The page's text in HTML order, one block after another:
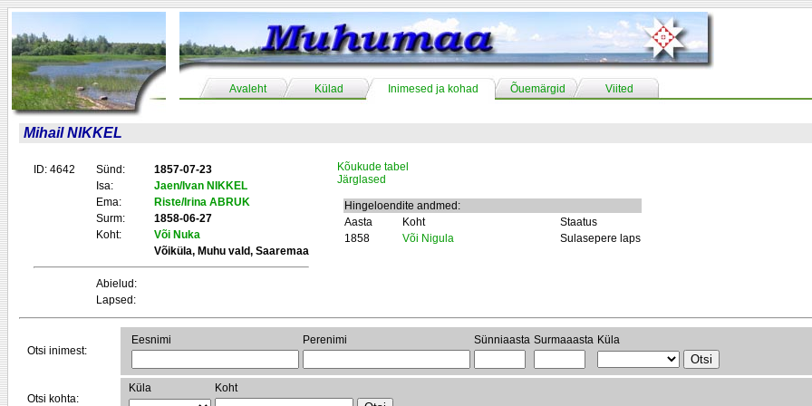
Avaleht Külad Inimesed ja kohad Õuemärgid Viited
Mihail NIKKEL
ID: 4642 Sünd:
1857-07-23
Isa:
Jaen/Ivan NIKKEL
Ema:
Riste/Irina ABRUK
Surm:
1858-06-27
Koht:
Või Nuka
Võiküla, Muhu vald, Saaremaa
Abielud:
Lapsed:
Kõukude tabel
Järglased
Hingeloendite andmed:
Aasta
Koht
Staatus
1858
Või Nigula Sulasepere laps
Otsi inimest:
Eesnimi Perenimi Sünniaasta Surmaaasta Küla
Otsi kohta:
Küla Koht